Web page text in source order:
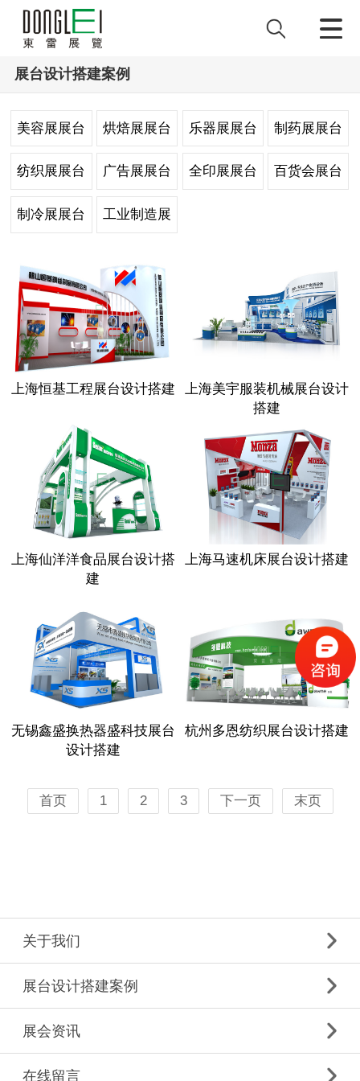
展台设计搭建案例
美容展展台
设计
烘焙展展台
设计
乐器展展台
设计
制药展展台
设计
纺织展展台
设计
广告展展台
设计
全印展展台 百货会展台
制冷展展台 工业制造展
上海恒基工程展台设计搭建
上海美宇服装机械展台设计
搭建
上海仙洋洋食品展台设计搭
建
上海马速机床展台设计搭建
无锡鑫盛换热器盛科技展台
设计搭建
杭州多恩纺织展台设计搭建
首页 1 2 3 下一页 末页
关于我们
展台设计搭建案例
展会资讯
在线留言